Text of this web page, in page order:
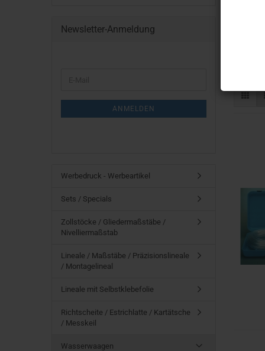
Newsletter-Anmeldung
ANMELDEN
Werbedruck - Werbeartikel
Sets / Specials
Zollstöcke / Gliedermaßstäbe /
Nivelliermaßstab
Lineale / Maßstäbe / Präzisionslineale
/ Montagelineal
Lineale mit Selbstklebefolie
Richtscheite / Estrichlatte / Kartätsche
/ Messkeil
Wasserwaagen